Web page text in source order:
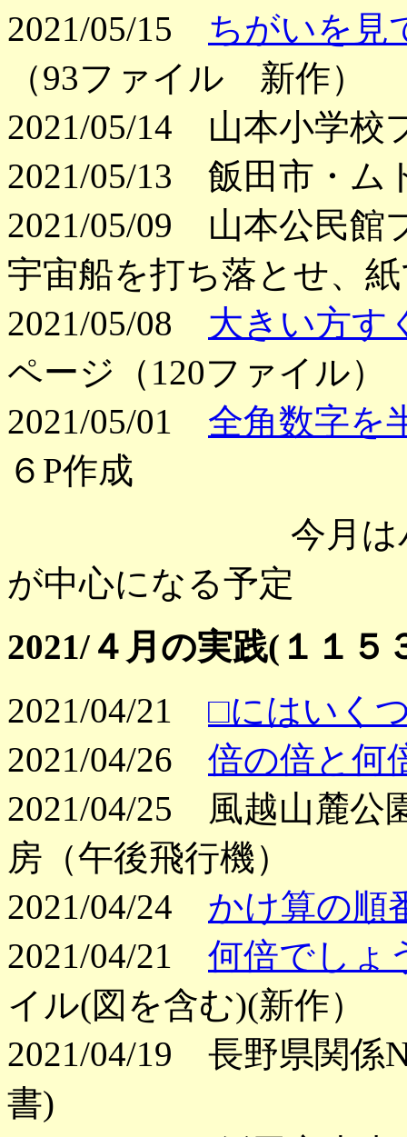
2021/05/15 ちがいを見
（93ファイル 新作）
2021/05/14 山本小学校
2021/05/13 飯田市・ム
2021/05/09 山本公民館
宇宙船を打ち落とせ、
2021/05/08 大きい方す
ページ（120ファイル）
2021/05/01 全角数字を
６P作成
今月はパソコ
が中心になる予定
2021/４月の実践(１１
2021/04/21 □にはいく
2021/04/26 倍の倍と何
2021/04/25 風越山麓公
房（午後飛行機）
2021/04/24 かけ算の順
2021/04/21 何倍でしょ
イル(図を含む)(新作）
2021/04/19 長野県関係
書)